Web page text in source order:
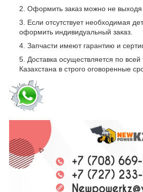
Оформить заказ можно не
Если отсутствует необходимая
оформить индивидуальный заказ.
Запчасти имеют гарантию и
Доставка осуществляется по всей
Казахстана в строго оговоренные